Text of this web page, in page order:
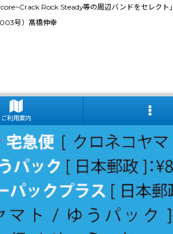
Rock Steady等の周辺バンドをセレクト」
号）髙橋伸幸
ご利用案内